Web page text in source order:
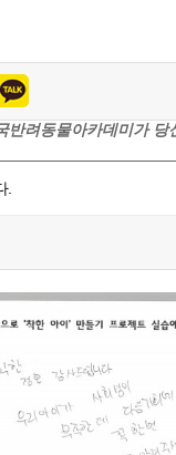
반려동물아카데미가 당
.